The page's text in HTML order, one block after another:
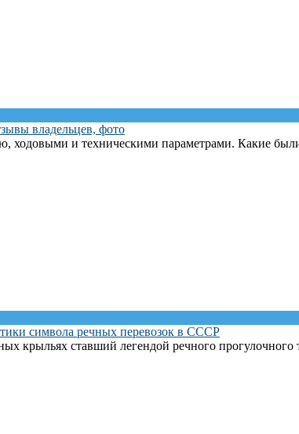
владельцев, фото
ходовыми и техническими параметрами. Какие
символа речных перевозок в СССР
крыльях ставший легендой речного прогулочного